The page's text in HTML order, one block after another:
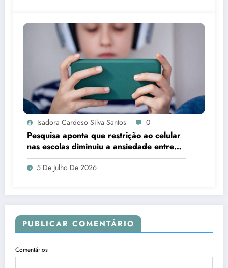
Isadora Cardoso Silva Santos 0
Pesquisa aponta que restrição ao celular
nas escolas diminuiu a ansiedade entre
estudantes
5 De Julho De 2026
PUBLICAR COMENTÁRIO
Comentários